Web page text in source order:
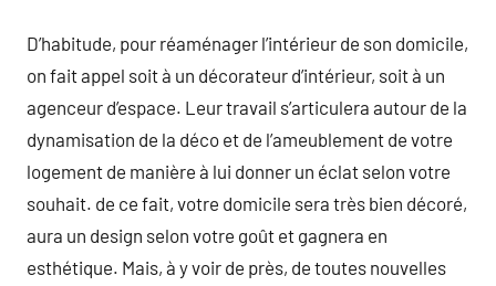
D’habitude, pour réaménager l’intérieur de son domicile,
on fait appel soit à un décorateur d’intérieur, soit à un
agenceur d’espace. Leur travail s’articulera autour de la
dynamisation de la déco et de l’ameublement de votre
logement de manière à lui donner un éclat selon votre
souhait. de ce fait, votre domicile sera très bien décoré,
aura un design selon votre goût et gagnera en
esthétique. Mais, à y voir de près, de toutes nouvelles